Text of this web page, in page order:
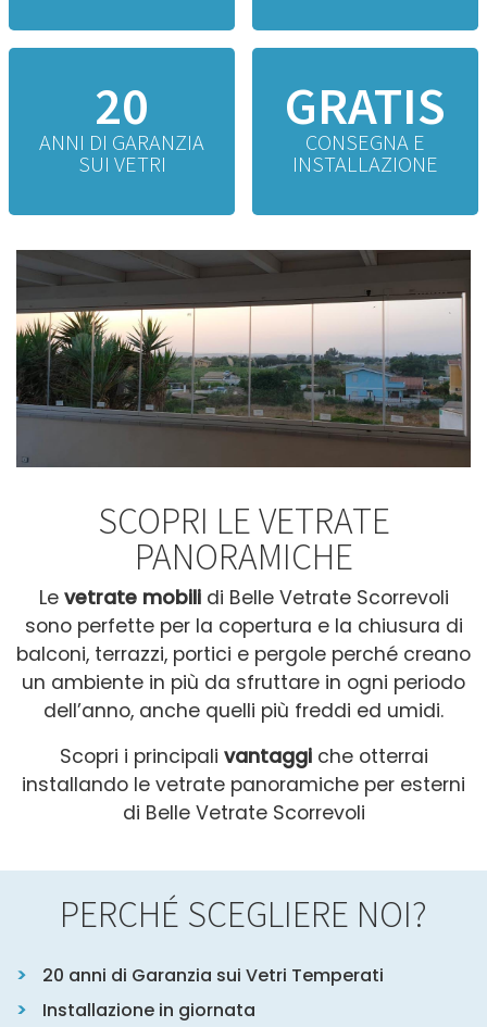
20
ANNI DI GARANZIA
SUI VETRI
GRATIS
CONSEGNA E
INSTALLAZIONE
SCOPRI LE VETRATE
PANORAMICHE
Le vetrate mobilidi Belle Vetrate Scorrevoli
sono perfette per la copertura e la chiusura di
balconi, terrazzi, portici e pergole perché creano
un ambiente in più da sfruttare in ogni periodo
dell’anno, anche quelli più freddi ed umidi.
Scopri i principali vantaggi che otterrai
installando le vetrate panoramiche per esterni
di Belle Vetrate Scorrevoli
PERCHÉ SCEGLIERE NOI?
20 anni di Garanzia sui Vetri Temperati
Installazione in giornata